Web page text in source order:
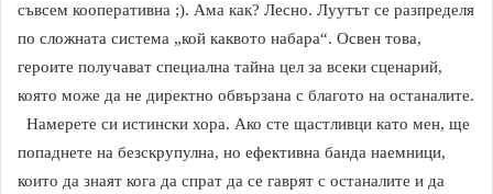
съвсем кооперативна ;). Ама как? Лесно. Луутът се разпределя
по сложната система „кой каквото набара“. Освен това,
героите получават специална тайна цел за всеки сценарий,
която може да не директно обвързана с благото на останалите.
Намерете си истински хора. Ако сте щастливци като мен, ще
попаднете на безскрупулна, но ефективна банда наемници,
които да знаят кога да спрат да се гаврят с останалите и да